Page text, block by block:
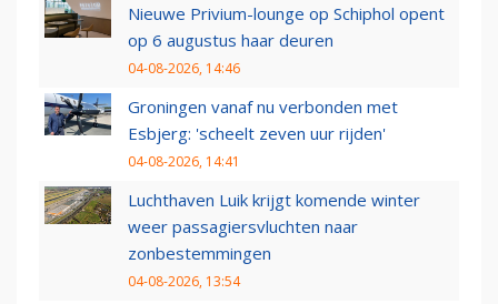
Nieuwe Privium-lounge op Schiphol opent
op 6 augustus haar deuren
04-08-2026, 14:46
Groningen vanaf nu verbonden met
Esbjerg: 'scheelt zeven uur rijden'
04-08-2026, 14:41
Luchthaven Luik krijgt komende winter
weer passagiersvluchten naar
zonbestemmingen
04-08-2026, 13:54